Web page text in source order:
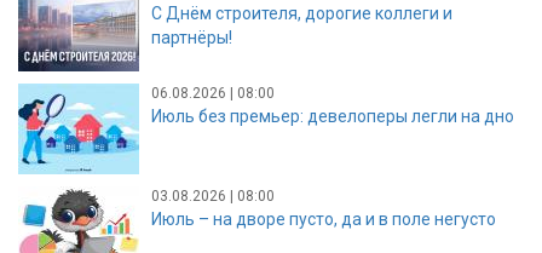
С Днём строителя, дорогие коллеги и
партнёры!
06.08.2026 | 08:00
Июль без премьер: девелоперы легли на дно
03.08.2026 | 08:00
Июль – на дворе пусто, да и в поле негусто